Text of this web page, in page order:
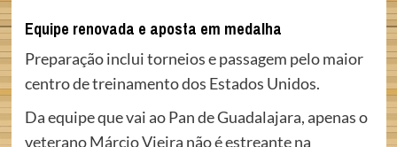
Equipe renovada e aposta em medalha
Preparação inclui torneios e passagem pelo maior
centro de treinamento dos Estados Unidos.
Da equipe que vai ao Pan de Guadalajara, apenas o
veterano Márcio Vieira não é estreante na